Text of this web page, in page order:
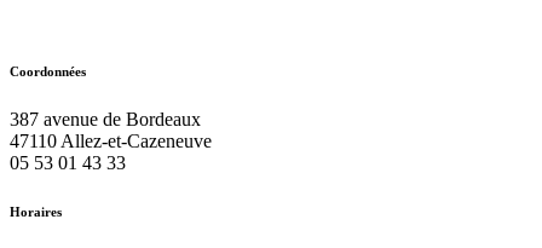
Coordonnées
387 avenue de Bordeaux
47110 Allez-et-Cazeneuve
05 53 01 43 33
Horaires